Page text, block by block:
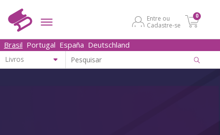
Entre ou
Cadastre-se
0
Brasil Portugal España Deutschland